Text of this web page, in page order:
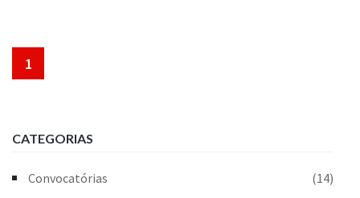
1
CATEGORIAS
Convocatórias
(14)